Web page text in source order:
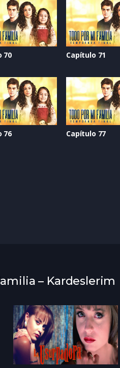
70 Capítulo 71
76 Capítulo 77
– Kardeslerim